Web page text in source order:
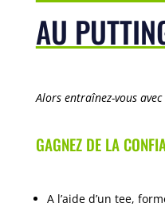
AU
Alors entraînez-vous
GAGNEZ DE LA
A l’aide d’un tee,